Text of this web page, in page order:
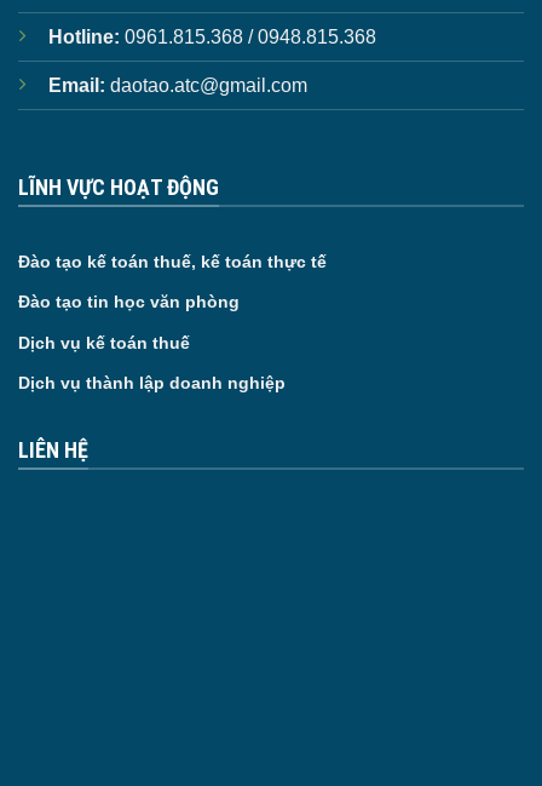
Hotline: 0961.815.368 / 0948.815.368
Email: daotao.atc@gmail.com
LĨNH VỰC HOẠT ĐỘNG
Đào tạo kế toán thuế, kế toán thực tế
Đào tạo tin học văn phòng
Dịch vụ kế toán thuế
Dịch vụ thành lập doanh nghiệp
LIÊN HỆ